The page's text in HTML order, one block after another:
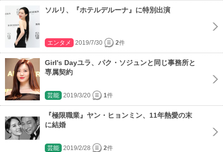
ソルリ、『ホテルデルーナ』に特別出演
エンタメ 2019/7/30 2件
Girl's Dayユラ、パク・ソジュンと同じ事務所と
専属契約
芸能 2019/3/20 1件
『極限職業』ヤン・ヒョンミン、11年熱愛の末
に結婚
芸能 2019/2/28 2件